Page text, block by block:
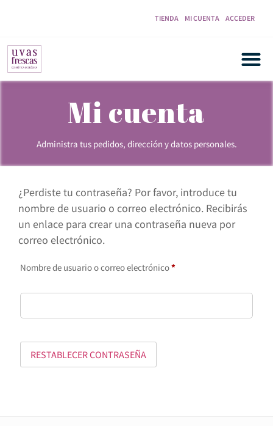
TIENDA MI CUENTA ACCEDER
Mi cuenta
Administra tus pedidos, dirección y datos personales.
¿Perdiste tu contraseña? Por favor, introduce tu
nombre de usuario o correo electrónico. Recibirás
un enlace para crear una contraseña nueva por
correo electrónico.
Nombre de usuario o correo electrónico*
RESTABLECER CONTRASEÑA